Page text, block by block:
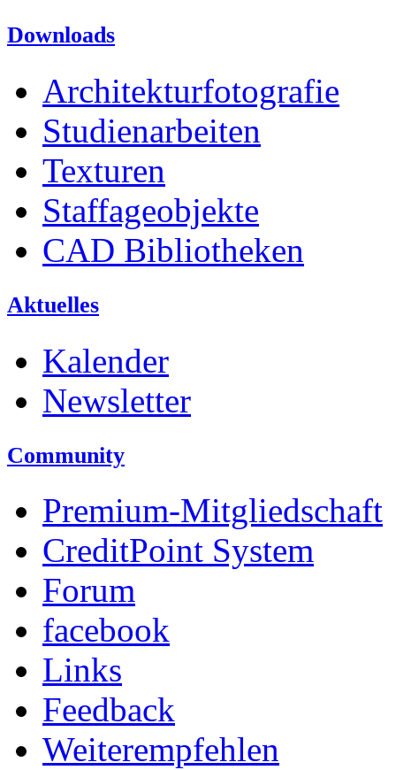
Downloads
Architekturfotografie
Studienarbeiten
Texturen
Staffageobjekte
CAD Bibliotheken
Aktuelles
Kalender
Newsletter
Community
Premium-Mitgliedschaft
CreditPoint System
Forum
facebook
Links
Feedback
Weiterempfehlen